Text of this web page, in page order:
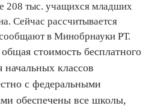
208 тыс. учащихся младших
Сейчас рассчитывается
в Минобрнауки РТ.
стоимость бесплатного
классов
с федеральными
обеспечены все школы,